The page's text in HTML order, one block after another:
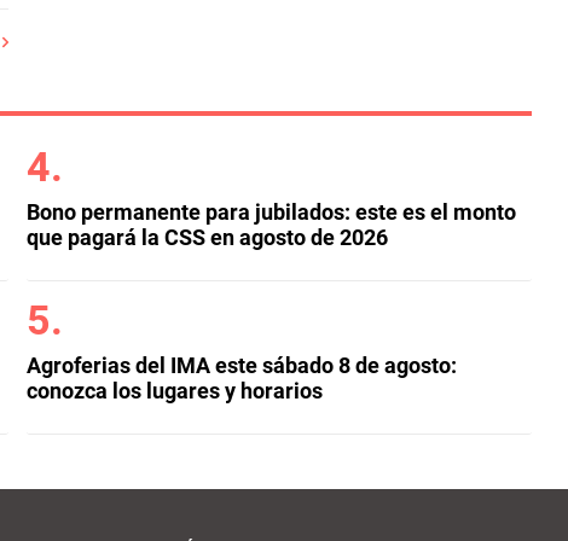
Bono permanente para jubilados: este es el monto
que pagará la CSS en agosto de 2026
Agroferias del IMA este sábado 8 de agosto:
conozca los lugares y horarios